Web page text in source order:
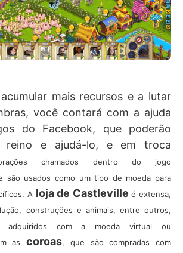
mais recursos e a lutar
você contará com a ajuda
do Facebook, que poderão
reino e ajudá-lo, e em troca
chamados dentro do jogo
são usados como um tipo de moeda para
A loja de Castlevilleé extensa,
construções e animais, entre outros,
adquiridos com a moeda virtual ou
ascoroas, que são compradas com